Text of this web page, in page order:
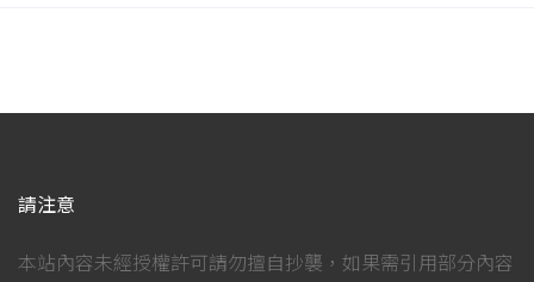
請注意
本站內容未經授權許可請勿擅自抄襲，如果需引用部分內容